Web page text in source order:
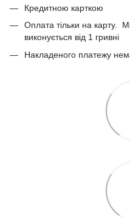
Кредитною карткою
Оплата тільки на карту.
виконується від 1 гривні
Накладеного платежу